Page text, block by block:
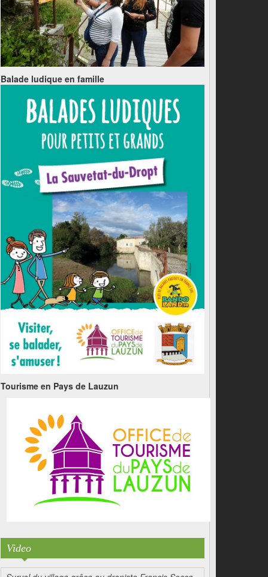
Balade ludique en famille
Tourisme en Pays de Lauzun
Video